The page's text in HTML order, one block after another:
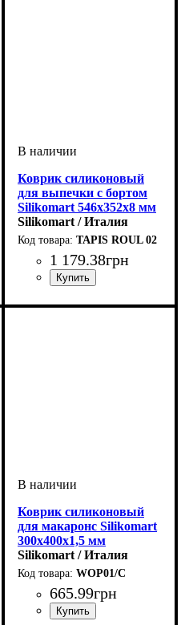
Коврик силиконовый
для выпечки с бортом
Silikomart 546х352х8 мм
Silikomart / Италия
TAPIS ROUL 02
1 179.38грн
Коврик силиконовый
для макаронс Silikomart
300х400х1,5 мм
Silikomart / Италия
WOP01/C
665.99грн